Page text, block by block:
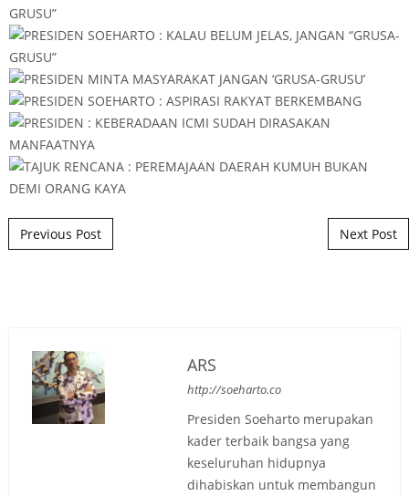
Post navigation
Previous Post Next Post
ARS
http://soeharto.co
Presiden Soeharto merupakan
kader terbaik bangsa yang
keseluruhan hidupnya
dihabiskan untuk membangun